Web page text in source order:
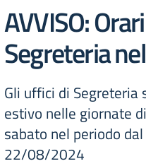
AVVISO:
Segreteria
Gli uffici di Segreteria
estivo nelle giornate
sabato nel periodo
22/08/2024